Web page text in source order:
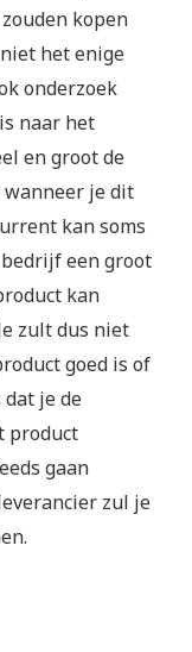
kopen
het enige
onderzoek
naar het
en groot de
je dit
kan soms
een groot
kan
zult dus niet
goed is of
je de
product
gaan
zul je